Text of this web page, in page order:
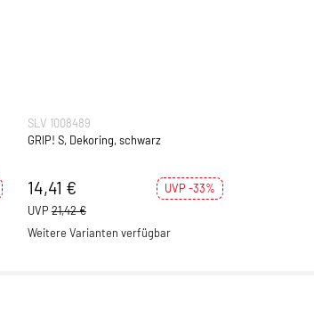
SLV 1008489
GRIP! S, Dekoring, schwarz
14,41 €
UVP -33%
UVP 21,42 €
Weitere Varianten verfügbar